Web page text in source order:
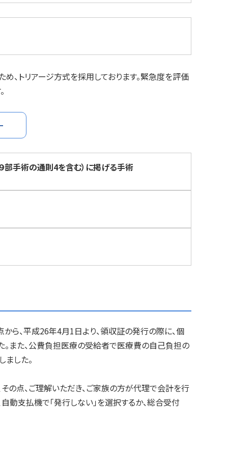
、トリアージ方式を採用しております。緊急度を評価
手術の通則4を含む）に掲げる手術
ら、平成26年4月1日より、領収証の発行の際に、個
また、公費負担医療の受給者で医療費の自己負担の
した。
の点、ご理解いただき、ご家族の方が代理で会計を行
支払機で「発行しない」を選択するか、総合受付